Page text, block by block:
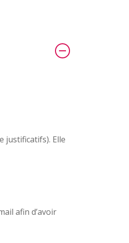
justificatifs). Elle
afin d’avoir